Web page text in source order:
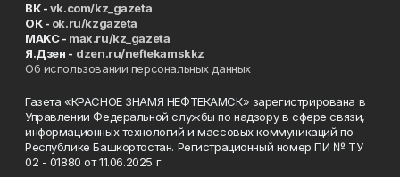
ВК -vk.com/kz_gazeta
ОК - ok.ru/kzgazeta
MAKC - max.ru/kz_gazeta
Я.Дзен - dzen.ru/neftekamskkz
Об использовании персональных данных
Газета «КРАСНОЕ ЗНАМЯ НЕФТЕКАМСК» зарегистрирована в
Управлении Федеральной службы по надзору в сфере связи,
информационных технологий и массовых коммуникаций по
Республике Башкортостан. Регистрационный номер ПИ № ТУ
02 - 01880 от 11.06.2025 г.